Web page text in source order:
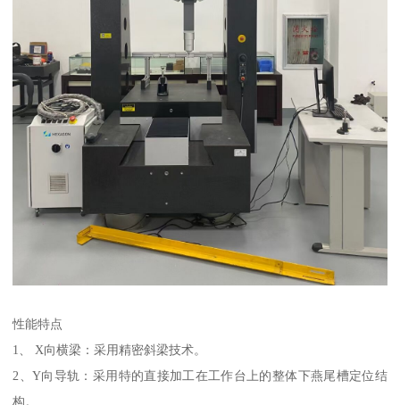
性能特点
1、 X向横梁：采用精密斜梁技术。
2、Y向导轨：采用特的直接加工在工作台上的整体下燕尾槽定位结
构。